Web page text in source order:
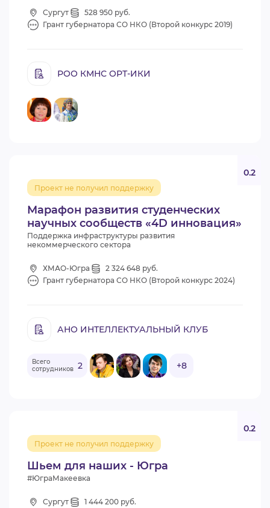
Сургут
528 950 руб.
Грант губернатора СО НКО (Второй конкурс 2019)
РОО КМНС ОРТ-ИКИ
Марафон развития студенческих
научных сообществ «4D инновация»
Проект не получил поддержку
0.2
Поддержка инфраструктуры развития
некоммерческого сектора
ХМАО-Югра
2 324 648 руб.
Грант губернатора СО НКО (Второй конкурс 2024)
АНО ИНТЕЛЛЕКТУАЛЬНЫЙ КЛУБ
Всего
сотрудников 2 +8
Шьем для наших - Югра
Проект не получил поддержку
0.2
#ЮграМакеевка
Сургут
1 444 200 руб.